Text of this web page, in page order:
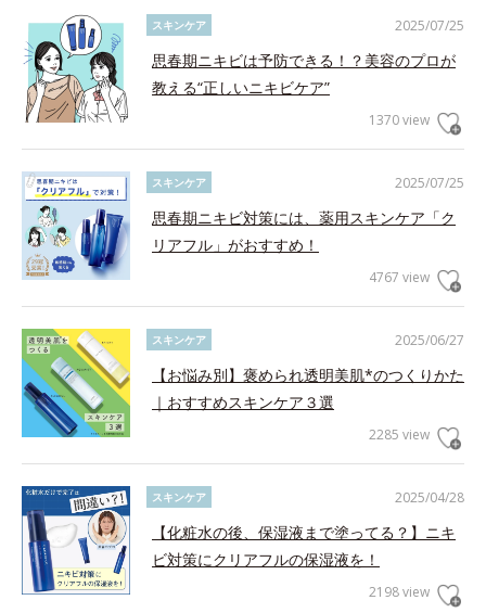
2025/07/25
スキンケア
思春期ニキビは予防できる！？美容のプロが
教える“正しいニキビケア”
1370 view
2025/07/25
スキンケア
思春期ニキビ対策には、薬用スキンケア「ク
リアフル」がおすすめ！
4767 view
2025/06/27
スキンケア
【お悩み別】褒められ透明美肌*のつくりかた
｜おすすめスキンケア３選
2285 view
2025/04/28
スキンケア
【化粧水の後、保湿液まで塗ってる？】ニキ
ビ対策にクリアフルの保湿液を！
2198 view